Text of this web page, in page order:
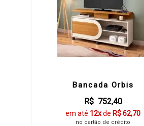
Bancada Orbis
R$ 752,40
em até 12xde R$ 62,70
no cartão de crédito